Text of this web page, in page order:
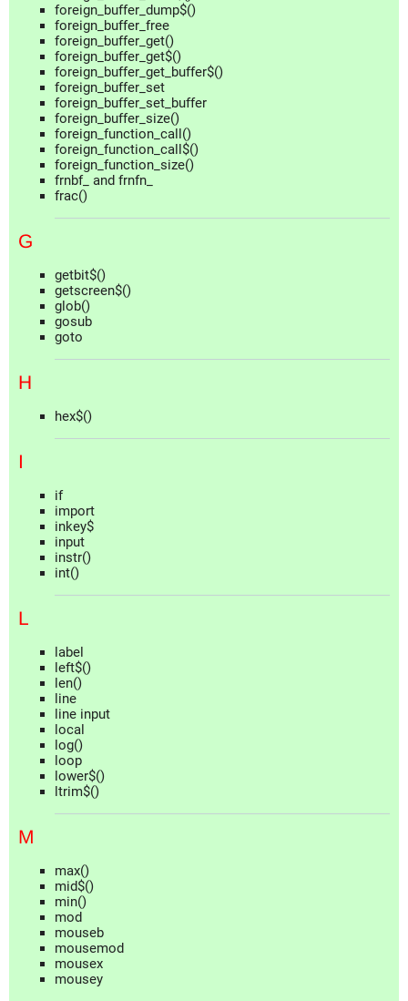
foreign_buffer_dump$()
foreign_buffer_free
foreign_buffer_get()
foreign_buffer_get$()
foreign_buffer_get_buffer$()
foreign_buffer_set
foreign_buffer_set_buffer
foreign_buffer_size()
foreign_function_call()
foreign_function_call$()
foreign_function_size()
frnbf_ and frnfn_
frac()
G
getbit$()
getscreen$()
glob()
gosub
goto
H
hex$()
if
import
inkey$
input
instr()
int()
L
label
left$()
len()
line
line input
local
log()
loop
lower$()
ltrim$()
M
max()
mid$()
min()
mod
mouseb
mousemod
mousex
mousey